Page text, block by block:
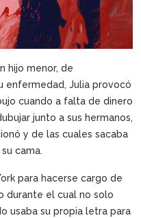
hijo menor, de
enfermedad, Julia provocó
cuando a falta de dinero
junto a sus hermanos,
y de las cuales sacaba
cama.
para hacerse cargo de
durante el cual no solo
usaba su propia letra para